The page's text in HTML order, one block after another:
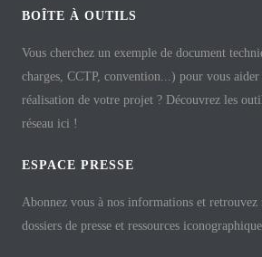
BOÎTE À OUTILS
Vous cherchez un exemple de document
charges, CCTP, convention...) pour vous aider
réalisation de votre projet ? Découvrez les
réseau ici !
ESPACE PRESSE
Abonnez vous à nos informations et retrouvez
dossiers de presse et ressources